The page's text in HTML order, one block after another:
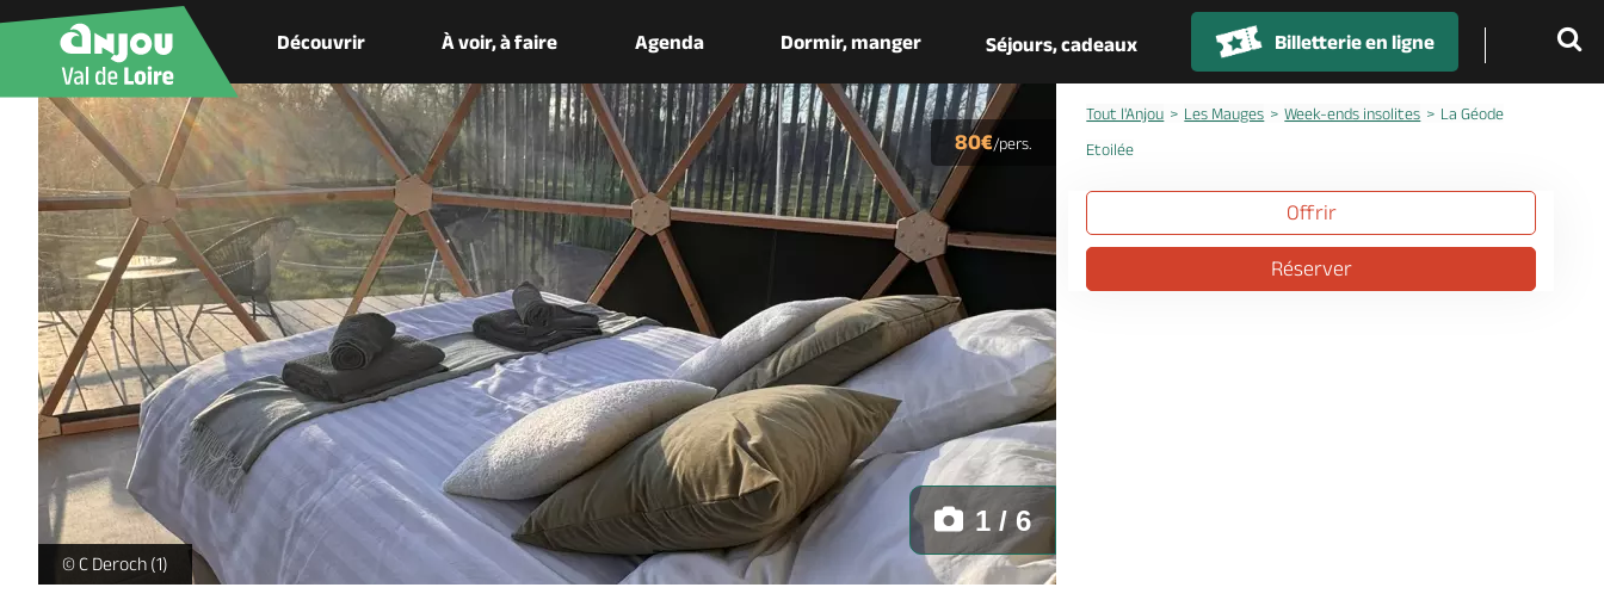
Découvrir À voir, à faire Agenda Dormir, manger Séjours, cadeaux Billetterie en ligne
Géode Etoilée © C Deroch (5) -
© C Deroch (1)
1 / 6
80€/pers.
Tout l'Anjou Les Mauges Week-ends insolites
La Géode
Etoilée
Offrir
Réserver